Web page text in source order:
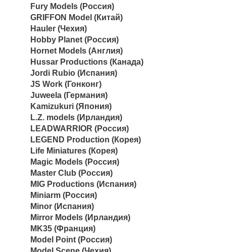
Fury Models (Россия)
GRIFFON Model (Китай)
Hauler (Чехия)
Hobby Planet (Россия)
Hornet Models (Англия)
Hussar Productions (Канада)
Jordi Rubio (Испания)
JS Work (Гонконг)
Juweela (Германия)
Kamizukuri (Япония)
L.Z. models (Ирландия)
LEADWARRIOR (Россия)
LEGEND Production (Корея)
Life Miniatures (Корея)
Magic Models (Россия)
Master Club (Россия)
MIG Productions (Испания)
Miniarm (Россия)
Minor (Испания)
Mirror Models (Ирландия)
MK35 (Франция)
Model Point (Россия)